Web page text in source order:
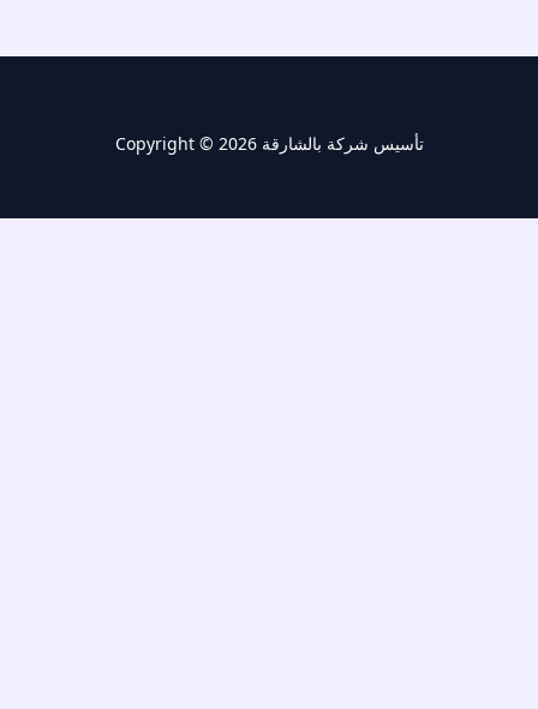
Copyright © 2026 تأسيس شركة بالشارقة